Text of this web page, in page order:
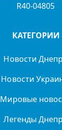
R40-04805
КАТЕГОРИИ
Новости
Новости
Мировые
Легенды